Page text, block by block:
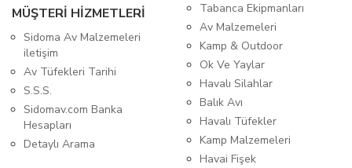
MÜŞTERİ HİZMETLERİ
Sidoma Av Malzemeleri
iletişim
Av Tüfekleri Tarihi
S.S.S.
Sidomav.com Banka
Hesapları
Detaylı Arama
Tabanca Ekipmanları
Av Malzemeleri
Kamp & Outdoor
Ok Ve Yaylar
Havalı Silahlar
Balık Avı
Havalı Tüfekler
Kamp Malzemeleri
Havai Fişek